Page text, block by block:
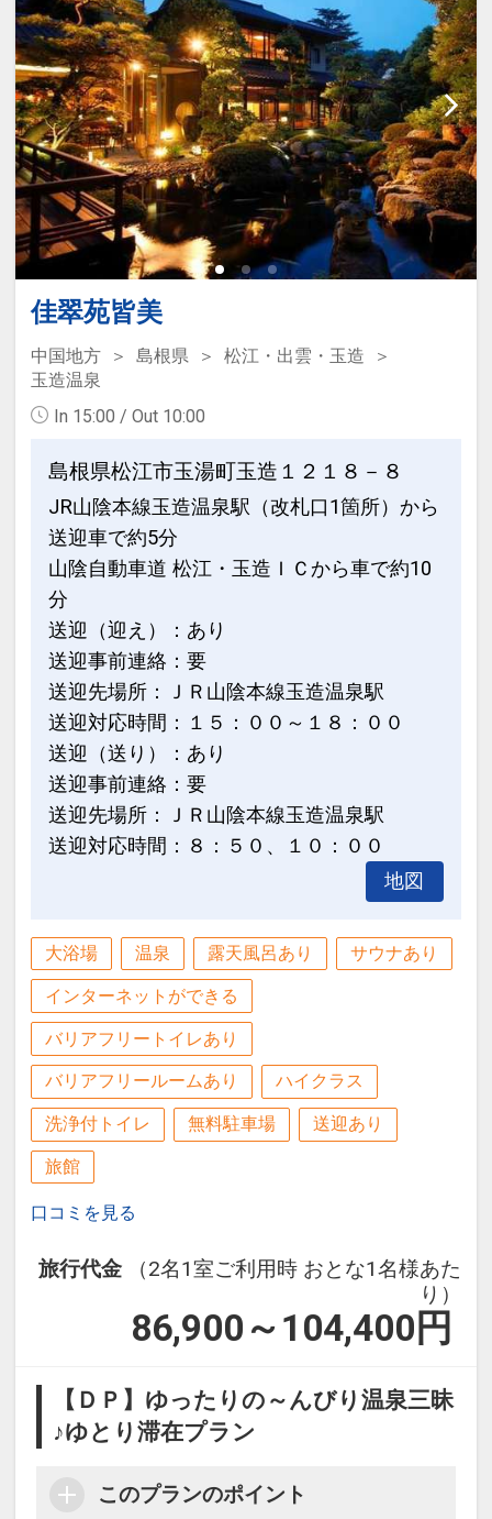
佳翠苑皆美
中国地方 島根県
松江・出雲・玉造
玉造温泉
In 15:00 / Out 10:00
島根県松江市玉湯町玉造１２１８－８
JR山陰本線玉造温泉駅（改札口1箇所）から
送迎車で約5分
山陰自動車道 松江・玉造ＩＣから車で約10
分
送迎（迎え）：あり
送迎事前連絡：要
送迎先場所：ＪＲ山陰本線玉造温泉駅
送迎対応時間：１５：００～１８：００
送迎（送り）：あり
送迎事前連絡：要
送迎先場所：ＪＲ山陰本線玉造温泉駅
送迎対応時間：８：５０、１０：００
地図
大浴場 温泉 露天風呂あり サウナあり
インターネットができる
バリアフリートイレあり
バリアフリールームあり ハイクラス
洗浄付トイレ 無料駐車場 送迎あり
旅館
口コミを見る
旅行代金
（2名1室ご利用時 おとな1名様あた
り）
86,900～104,400 円
【ＤＰ】ゆったりの～んびり温泉三昧
♪ゆとり滞在プラン
このプランのポイント